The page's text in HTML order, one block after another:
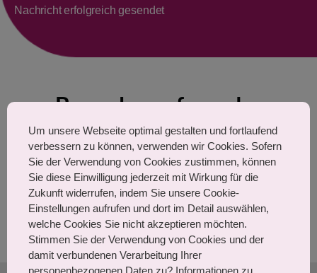
Nachricht erfolgreich gesendet
Bewerbungsformular
eingereicht
Wir freuen uns, dass Sie uns kontaktieren. Einer unserer
Kollegen wird sich bald mit Ihnen in Verbindung setzen!
Ich wünsche ihnen einen wunderbaren Tag!
Um unsere Webseite optimal gestalten und fortlaufend
verbessern zu können, verwenden wir Cookies. Sofern
Sie der Verwendung von Cookies zustimmen, können
Sie diese Einwilligung jederzeit mit Wirkung für die
Zukunft widerrufen, indem Sie unsere Cookie-
Einstellungen aufrufen und dort im Detail auswählen,
welche Cookies Sie nicht akzeptieren möchten.
Stimmen Sie der Verwendung von Cookies und der
damit verbundenen Verarbeitung Ihrer